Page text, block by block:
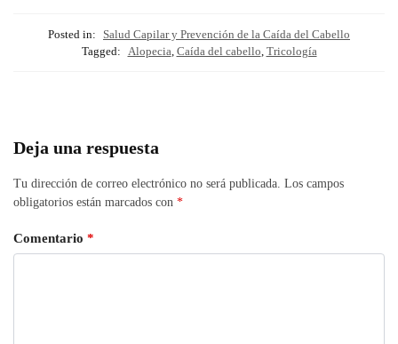
Posted in:
Salud Capilar y Prevención de la Caída del Cabello
Tagged:
Alopecia Caída del cabello Tricología
Deja una respuesta
Tu dirección de correo electrónico no será publicada. Los campos
obligatorios están marcados con *
Comentario *